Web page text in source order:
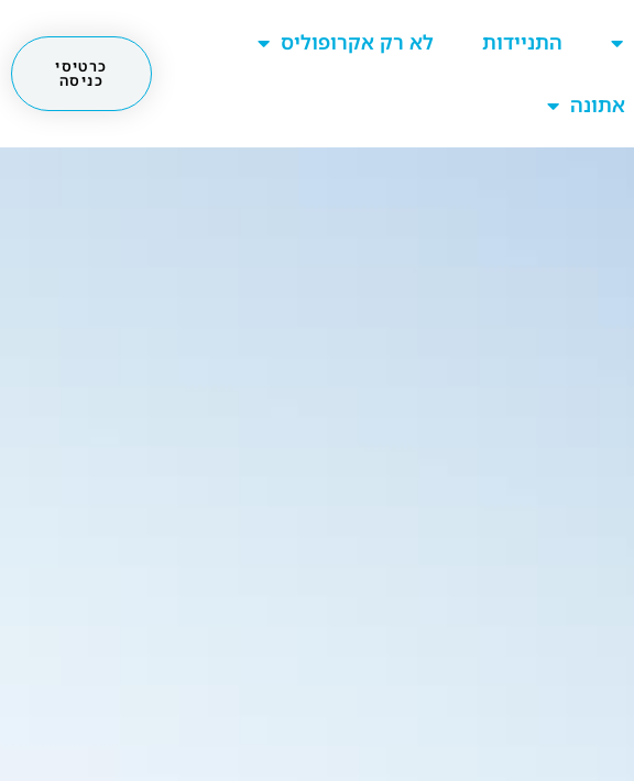
התניידות לא רק אקרופוליס
אתונה
כרטיסי
כניסה